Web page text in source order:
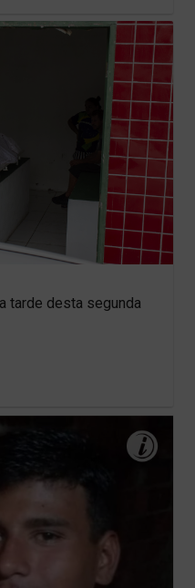
tarde desta segunda